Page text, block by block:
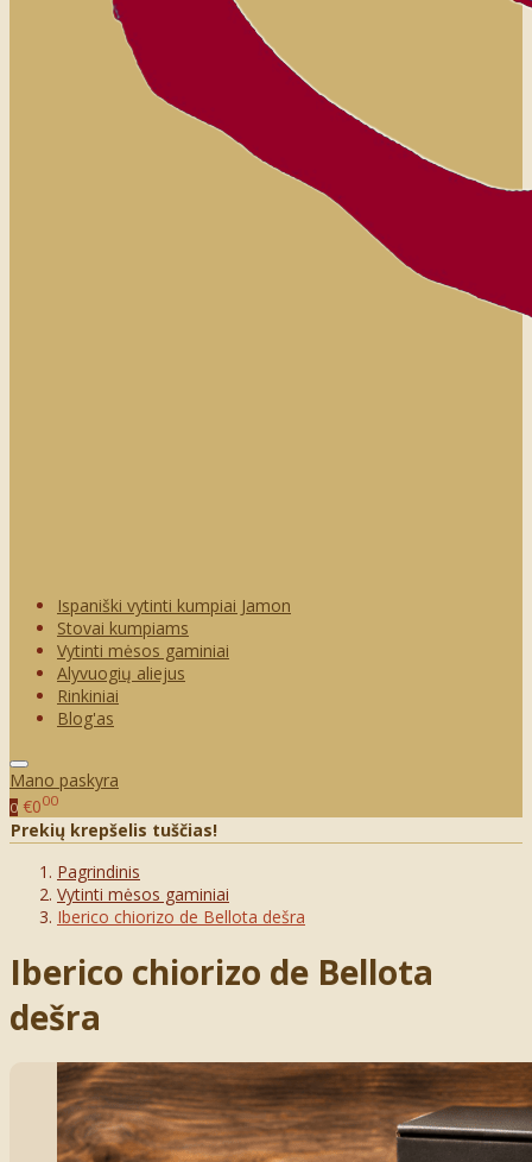
Ispaniški vytinti kumpiai Jamon
Stovai kumpiams
Vytinti mėsos gaminiai
Alyvuogių aliejus
Rinkiniai
Blog'as
Mano paskyra
0 €000
Prekių krepšelis tuščias!
Pagrindinis
Vytinti mėsos gaminiai
Iberico chiorizo de Bellota dešra
Iberico chiorizo de Bellota
dešra